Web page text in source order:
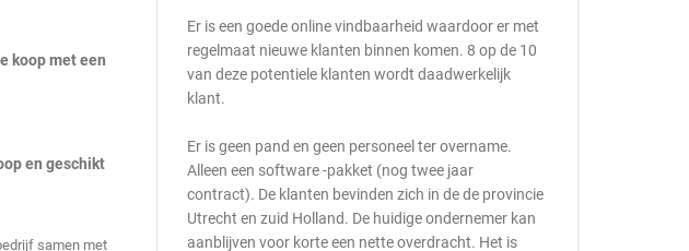
koop met een
en geschikt
samen met
Er is een goede online vindbaarheid waardoor er met
regelmaat nieuwe klanten binnen komen. 8 op de 10
van deze potentiele klanten wordt daadwerkelijk
klant.
Er is geen pand en geen personeel ter overname.
Alleen een software -pakket (nog twee jaar
contract). De klanten bevinden zich in de de provincie
Utrecht en zuid Holland. De huidige ondernemer kan
aanblijven voor korte een nette overdracht. Het is